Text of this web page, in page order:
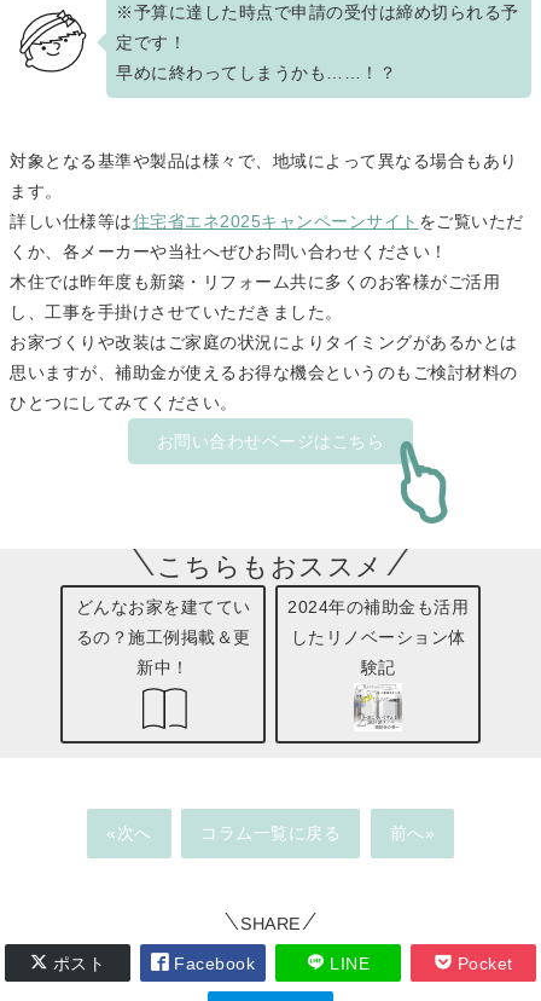
※予算に達した時点で申請の受付は締め切られる予
定です！
早めに終わってしまうかも……！？
対象となる基準や製品は様々で、地域によって異なる場合もあり
ます。
詳しい仕様等は住宅省エネ2025キャンペーンサイト をご覧いただ
くか、各メーカーや当社へぜひお問い合わせください！
木住では昨年度も新築・リフォーム共に多くのお客様がご活用
し、工事を手掛けさせていただきました。
お家づくりや改装はご家庭の状況によりタイミングがあるかとは
思いますが、補助金が使えるお得な機会というのもご検討材料の
ひとつにしてみてください。
お問い合わせページはこちら
こちらもおススメ
どんなお家を建ててい
るの？施工例掲載＆更
新中！
2024年の補助金も活用
したリノベーション体
験記
«次へ コラム一覧に戻る 前へ»
SHARE
ポスト Facebook LINE Pocket